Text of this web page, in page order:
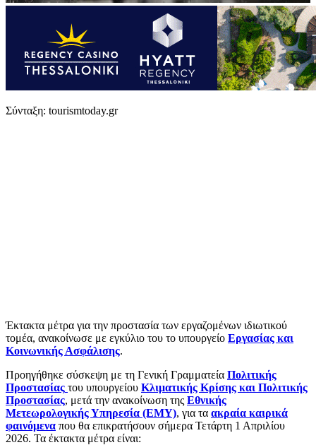
Σύνταξη: tourismtoday.gr
Έκτακτα μέτρα για την προστασία των εργαζομένων ιδιωτικού
τομέα, ανακοίνωσε με εγκύλιο του το υπουργείο Εργασίας και
Κοινωνικής Ασφάλισης.
Προηγήθηκε σύσκεψη με τη Γενική Γραμματεία Πολιτικής
Προστασίας του υπουργείου Κλιματικής Κρίσης και Πολιτικής
Προστασίας, μετά την ανακοίνωση της Εθνικής
Μετεωρολογικής Υπηρεσία (ΕΜΥ), για τα ακραία καιρικά
φαινόμενα που θα επικρατήσουν σήμερα Τετάρτη 1 Απριλίου
2026. Τα έκτακτα μέτρα είναι: